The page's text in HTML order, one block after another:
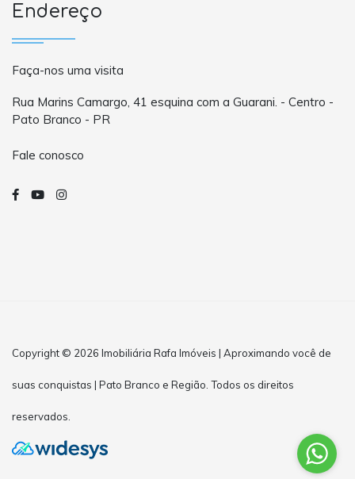
Endereço
Faça-nos uma visita
Rua Marins Camargo, 41 esquina com a Guarani. - Centro -
Pato Branco - PR
Fale conosco
Copyright © 2026 Imobiliária Rafa Imóveis | Aproximando você de
suas conquistas | Pato Branco e Região. Todos os direitos
reservados.